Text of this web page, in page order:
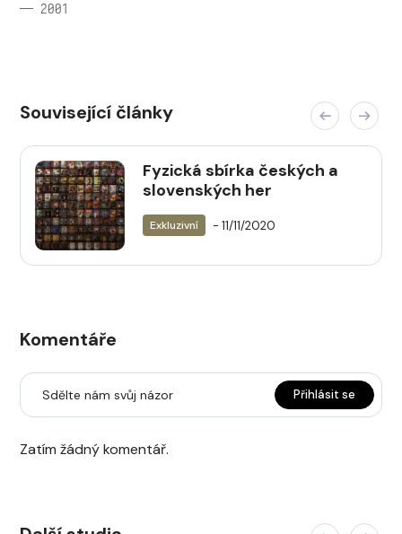
— 2001
Související články
Fyzická sbírka českých a
slovenských her
Exkluzivní - 11/11/2020
Komentáře
Sdělte nám svůj názor Přihlásit se
Zatím žádný komentář.